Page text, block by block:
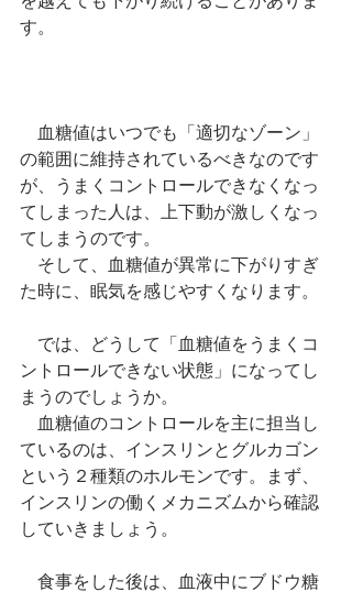
す。
血糖値はいつでも「適切なゾーン」
の範囲に維持されているべきなのです
が、うまくコントロールできなくなっ
てしまった人は、上下動が激しくなっ
てしまうのです。
そして、血糖値が異常に下がりすぎ
た時に、眠気を感じやすくなります。
では、どうして「血糖値をうまくコ
ントロールできない状態」になってし
まうのでしょうか。
血糖値のコントロールを主に担当し
ているのは、インスリンとグルカゴン
という２種類のホルモンです。まず、
インスリンの働くメカニズムから確認
していきましょう。
食事をした後は、血液中にブドウ糖